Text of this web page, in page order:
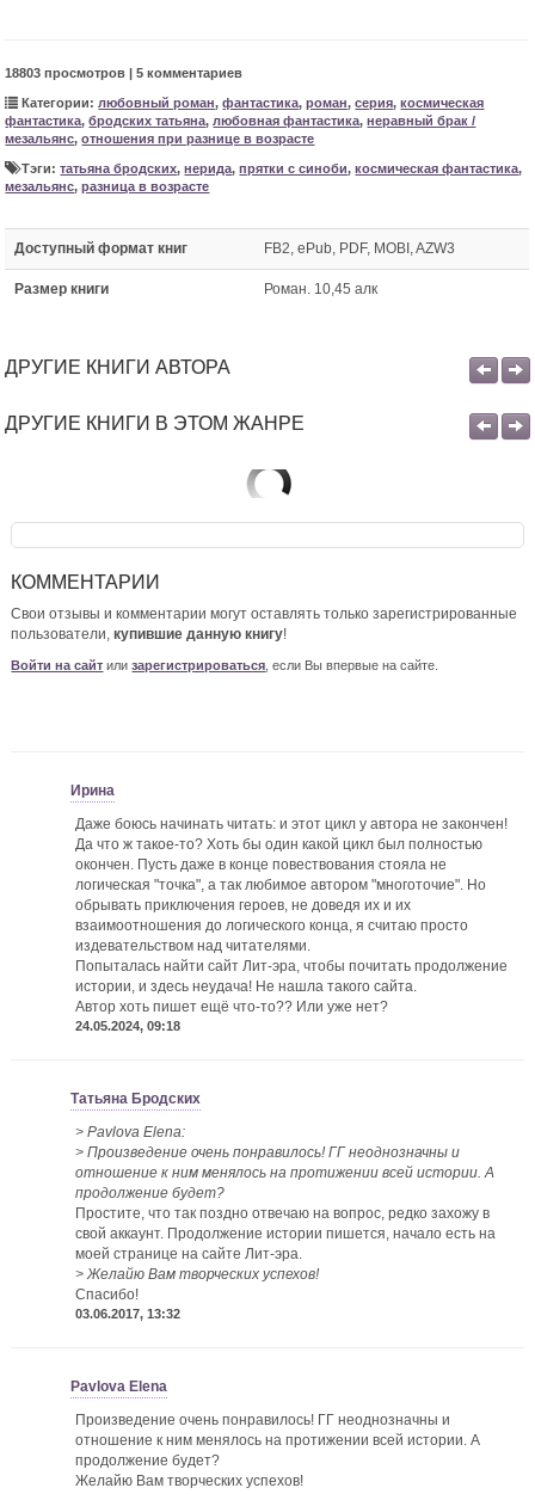
18803 просмотров | 5 комментариев
Категории: любовный роман,фантастика,роман,серия,космическая
фантастика,бродских татьяна, любовная фантастика,неравный брак /
мезальянс,отношения при разнице в возрасте
Тэги:татьяна бродских,нерида,прятки с синоби,космическая фантастика,
мезальянс,разница в возрасте
Доступный формат книг FB2, ePub, PDF, MOBI, AZW3
Размер книги Роман. 10,45 алк
ДРУГИЕ КНИГИ АВТОРА
ДРУГИЕ КНИГИ В ЭТОМ ЖАНРЕ
КОММЕНТАРИИ
Свои отзывы и комментарии могут оставлять только зарегистрированные
пользователи,купившие данную книгу!
Войти на сайт илизарегистрироваться , если Вы впервые на сайте.
Ирина
Даже боюсь начинать читать: и этот цикл у автора не закончен!
Да что ж такое-то? Хоть бы один какой цикл был полностью
окончен. Пусть даже в конце повествования стояла не
логическая "точка", а так любимое автором "многоточие". Но
обрывать приключения героев, не доведя их и их
взаимоотношения до логического конца, я считаю просто
издевательством над читателями.
Попыталась найти сайт Лит-эра, чтобы почитать продолжение
истории, и здесь неудача! Не нашла такого сайта.
Автор хоть пишет ещё что-то?? Или уже нет?
24.05.2024, 09:18
Татьяна Бродских
> Pavlova Elena:
> Произведение очень понравилось! ГГ неоднозначны и
отношение к ним менялось на протижении всей истории. А
продолжение будет?
Простите, что так поздно отвечаю на вопрос, редко захожу в
свой аккаунт. Продолжение истории пишется, начало есть на
моей странице на сайте Лит-эра.
> Желайю Вам творческих успехов!
Спасибо!
03.06.2017, 13:32
Pavlova Elena
Произведение очень понравилось! ГГ неоднозначны и
отношение к ним менялось на протижении всей истории. А
продолжение будет?
Желайю Вам творческих успехов!